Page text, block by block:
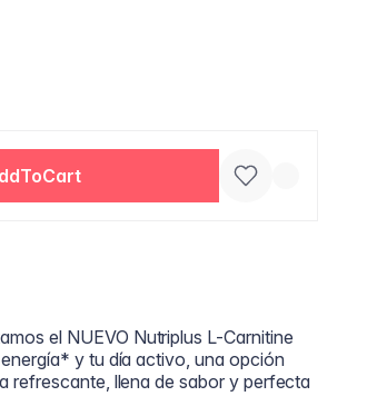
el NUEVO Nutriplus L-Carnitine
y tu día activo, una opción
refrescante, llena de sabor y perfecta